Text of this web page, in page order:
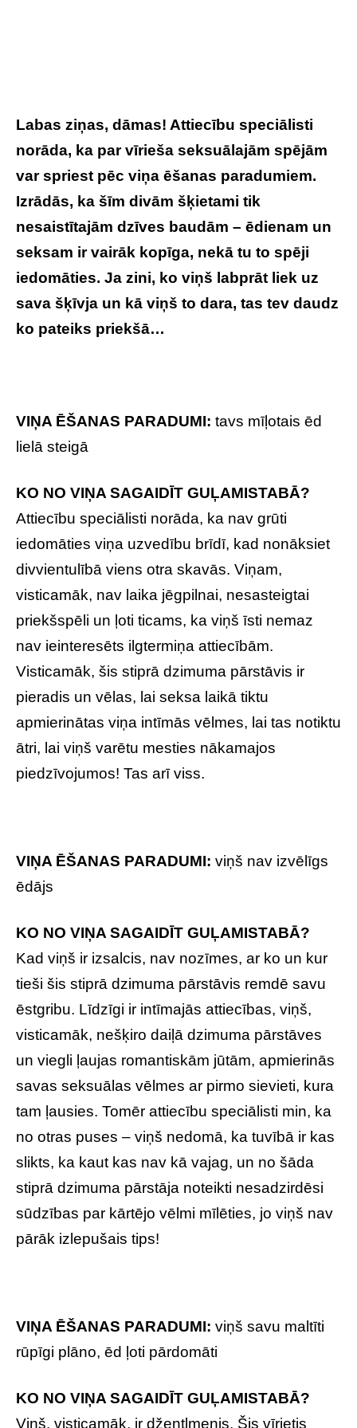
Labas ziņas, dāmas! Attiecību speciālisti
norāda, ka par vīrieša seksuālajām spējām
var spriest pēc viņa ēšanas paradumiem.
Izrādās, ka šīm divām šķietami tik
nesaistītajām dzīves baudām – ēdienam un
seksam ir vairāk kopīga, nekā tu to spēji
iedomāties. Ja zini, ko viņš labprāt liek uz
sava šķīvja un kā viņš to dara, tas tev daudz
ko pateiks priekšā…
VIŅA ĒŠANAS PARADUMI: tavs mīļotais ēd
lielā steigā
KO NO VIŅA SAGAIDĪT GUĻAMISTABĀ?
Attiecību speciālisti norāda, ka nav grūti
iedomāties viņa uzvedību brīdī, kad nonāksiet
divvientulībā viens otra skavās. Viņam,
visticamāk, nav laika jēgpilnai, nesasteigtai
priekšspēli un ļoti ticams, ka viņš īsti nemaz
nav ieinteresēts ilgtermiņa attiecībām.
Visticamāk, šis stiprā dzimuma pārstāvis ir
pieradis un vēlas, lai seksa laikā tiktu
apmierinātas viņa intīmās vēlmes, lai tas notiktu
ātri, lai viņš varētu mesties nākamajos
piedzīvojumos! Tas arī viss.
VIŅA ĒŠANAS PARADUMI: viņš nav izvēlīgs
ēdājs
KO NO VIŅA SAGAIDĪT GUĻAMISTABĀ?
Kad viņš ir izsalcis, nav nozīmes, ar ko un kur
tieši šis stiprā dzimuma pārstāvis remdē savu
ēstgribu. Līdzīgi ir intīmajās attiecības, viņš,
visticamāk, nešķiro daiļā dzimuma pārstāves
un viegli ļaujas romantiskām jūtām, apmierinās
savas seksuālas vēlmes ar pirmo sievieti, kura
tam ļausies. Tomēr attiecību speciālisti min, ka
no otras puses – viņš nedomā, ka tuvībā ir kas
slikts, ka kaut kas nav kā vajag, un no šāda
stiprā dzimuma pārstāja noteikti nesadzirdēsi
sūdzības par kārtējo vēlmi mīlēties, jo viņš nav
pārāk izlepušais tips!
VIŅA ĒŠANAS PARADUMI: viņš savu maltīti
rūpīgi plāno, ēd ļoti pārdomāti
KO NO VIŅA SAGAIDĪT GUĻAMISTABĀ?
Viņš, visticamāk, ir džentlmenis. Šis vīrietis